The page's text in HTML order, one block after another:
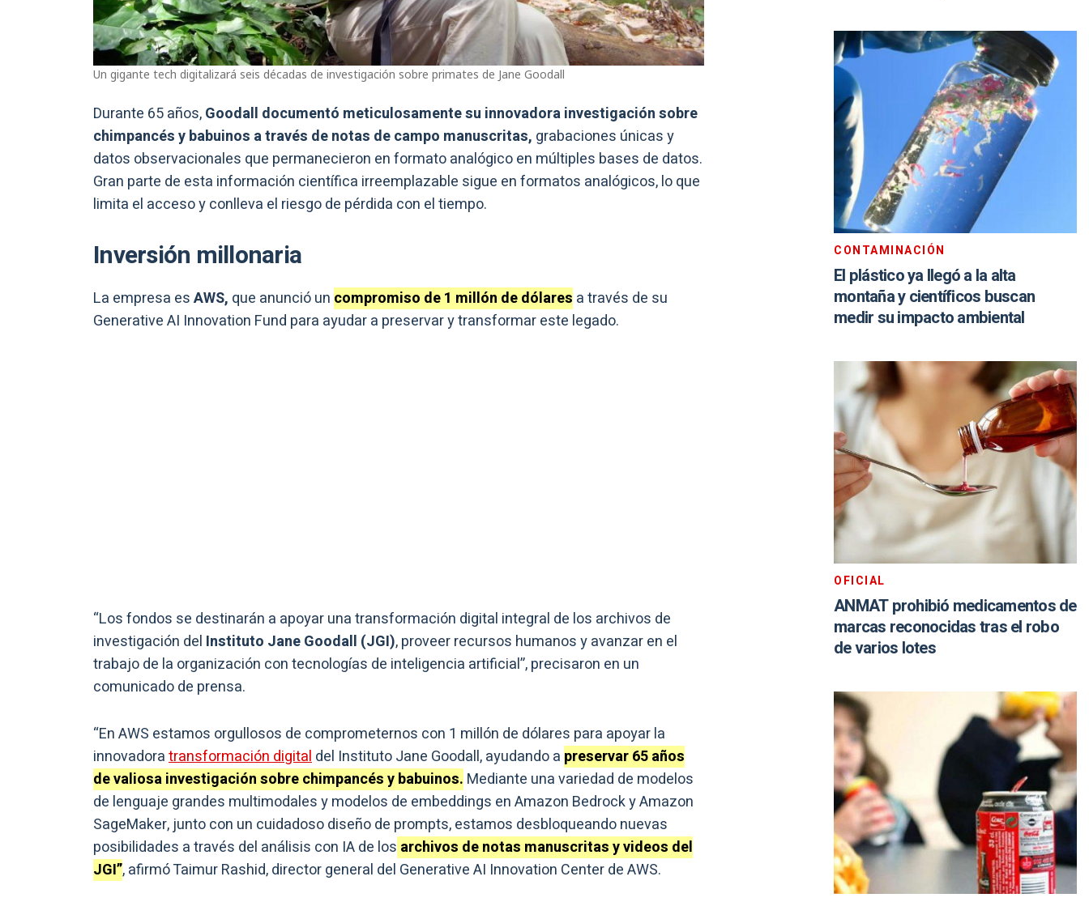
Un gigante tech digitalizará seis décadas de investigación sobre primates de Jane Goodall
Durante 65 años,Goodall documentó meticulosamente su innovadora investigación sobre
chimpancés y babuinos a través de notas de campo manuscritas, grabaciones únicas y
datos observacionales que permanecieron en formato analógico en múltiples bases de datos.
Gran parte de esta información científica irreemplazable sigue en formatos analógicos, lo que
limita el acceso y conlleva el riesgo de pérdida con el tiempo.
Inversión millonaria
La empresa esAWS, que anunció un compromiso de 1 millón de dólares a través de su
Generative AI Innovation Fund para ayudar a preservar y transformar este legado.
“Los fondos se destinarán a apoyar una transformación digital integral de los archivos de
investigación del Instituto Jane Goodall (JGI), proveer recursos humanos y avanzar en el
trabajo de la organización con tecnologías de inteligencia artificial”, precisaron en un
comunicado de prensa.
“En AWS estamos orgullosos de comprometernos con 1 millón de dólares para apoyar la
innovadoratransformación digitaldel Instituto Jane Goodall, ayudando a preservar 65 años
de valiosa investigación sobre chimpancés y babuinos. Mediante una variedad de modelos
de lenguaje grandes multimodales y modelos de embeddings en Amazon Bedrock y Amazon
SageMaker, junto con un cuidadoso diseño de prompts, estamos desbloqueando nuevas
posibilidades a través del análisis con IA de los archivos de notas manuscritas y videos del
JGI”, afirmó Taimur Rashid, director general del Generative AI Innovation Center de AWS.
CONTAMINACIÓN
El plástico ya llegó a la alta
montaña y científicos buscan
medir su impacto ambiental
OFICIAL
ANMAT prohibió medicamentos de
marcas reconocidas tras el robo
de varios lotes